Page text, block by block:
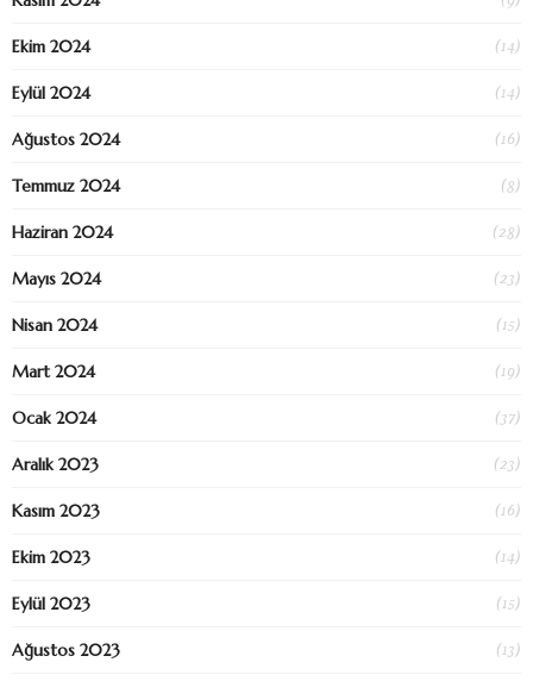
Ekim 2024 (14)
Eylül 2024 (14)
Ağustos 2024 (16)
Temmuz 2024 (8)
Haziran 2024 (28)
Mayıs 2024 (23)
Nisan 2024 (15)
Mart 2024 (19)
Ocak 2024 (37)
Aralık 2023 (23)
Kasım 2023 (16)
Ekim 2023 (14)
Eylül 2023 (15)
Ağustos 2023 (13)